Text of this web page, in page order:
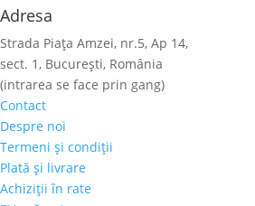
Adresa
Strada Piaţa Amzei, nr.5, Ap 14,
sect. 1, Bucureşti, România
(intrarea se face prin gang)
Contact
Despre noi
Termeni şi condiţii
Plată şi livrare
Achiziţii în rate